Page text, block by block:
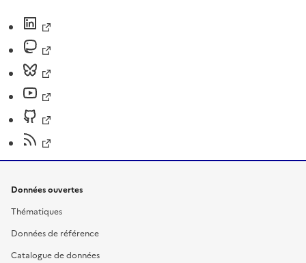
Données ouvertes
Thématiques
Données de référence
Catalogue de données